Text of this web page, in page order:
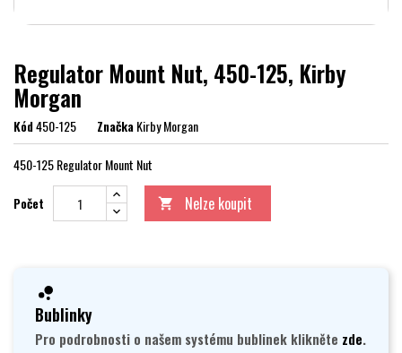
Regulator Mount Nut, 450-125, Kirby
Morgan
Kód450-125 ZnačkaKirby Morgan
450-125 Regulator Mount Nut
Počet  Nelze koupit
Bublinky
Pro podrobnosti o našem systému bublinek klikněte zde.